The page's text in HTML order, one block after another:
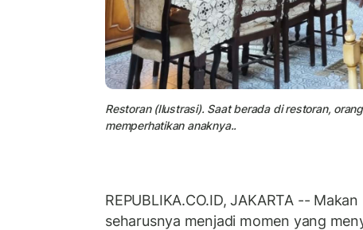
Restoran (Ilustrasi). Saat berada di restoran,
memperhatikan anaknya..
REPUBLIKA.CO.ID, JAKARTA --
seharusnya menjadi momen yang